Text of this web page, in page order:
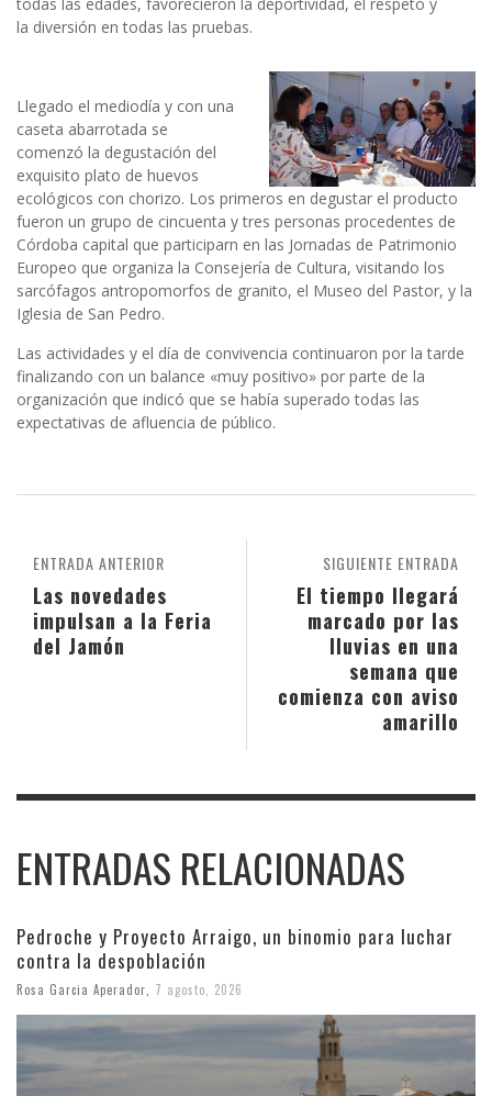
la diversión en todas las pruebas.
Llegado el mediodía y con una
caseta abarrotada se
comenzó la degustación del
exquisito plato de huevos
ecológicos con chorizo. Los primeros en degustar el producto
fueron un grupo de cincuenta y tres personas procedentes de
Córdoba capital que participarn en las Jornadas de Patrimonio
Europeo que organiza la Consejería de Cultura, visitando los
sarcófagos antropomorfos de granito, el Museo del Pastor, y la
Iglesia de San Pedro.
Las actividades y el día de convivencia continuaron por la tarde
finalizando con un balance «muy positivo» por parte de la
organización que indicó que se había superado todas las
expectativas de afluencia de público.
SIGUIENTE ENTRADA
El tiempo llegará
marcado por las
lluvias en una
semana que
comienza con aviso
amarillo
ENTRADA ANTERIOR
Las novedades
impulsan a la Feria
del Jamón
ENTRADAS RELACIONADAS
Pedroche y Proyecto Arraigo, un binomio para luchar
contra la despoblación
Rosa Garcia Aperador 7 agosto, 2026